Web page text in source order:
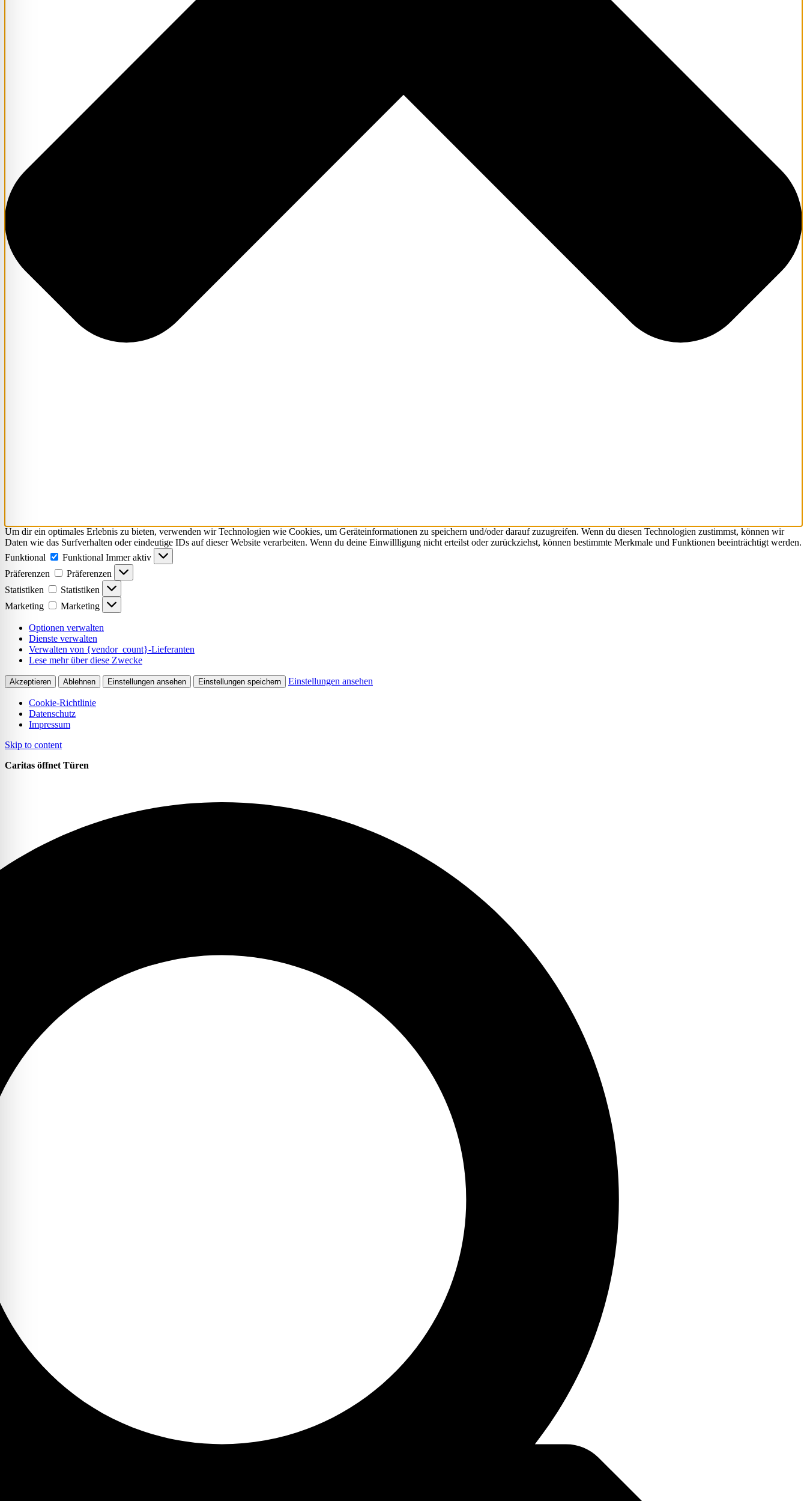
Um dir ein optimales Erlebnis zu bieten, verwenden wir Technologien wie Cookies, um Geräteinformationen zu speichern und/oder darauf zuzugreifen. Wenn du diesen Technologien zustimmst, können wir
Daten wie das Surfverhalten oder eindeutige IDs auf dieser Website verarbeiten. Wenn du deine Einwillligung nicht erteilst oder zurückziehst, können bestimmte Merkmale und Funktionen beeinträchtigt werden.
Funktional
Funktional Immer aktiv
Präferenzen
Präferenzen
Statistiken
Statistiken
Marketing
Marketing
Optionen verwalten
Dienste verwalten
Verwalten von {vendor_count}-Lieferanten
Lese mehr über diese Zwecke
Akzeptieren Ablehnen Einstellungen ansehen Einstellungen speichern Einstellungen ansehen
Cookie-Richtlinie
Datenschutz
Impressum
Skip to content
Caritas öffnet Türen